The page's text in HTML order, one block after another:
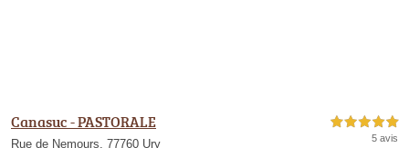
Canasuc - PASTORALE
Rue de Nemours, 77760 Ury
5,0 étoiles sur 5
5 avis